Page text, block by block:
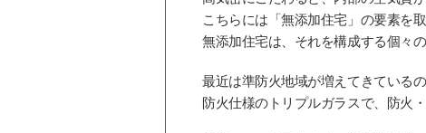
こちらには「無添加住宅」の要素を
無添加住宅は、それを構成する個々
最近は準防火地域が増えてきている
防火仕様のトリプルガラスで、防火